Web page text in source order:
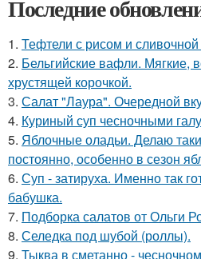
Последние
1. Тефтели с рисом и
2. Бельгийские вафли. Мягкие,
хрустящей корочкой.
3. Салат "Лаура". Очередной
4. Куриный суп чесночными
5. Яблочные оладьи. Делаю
постоянно, особенно в сезон
6. Суп - затируха. Именно так
бабушка.
7. Подборка салатов от Ольги
8. Селедка под шубой (роллы).
9. Тыква в сметанно -